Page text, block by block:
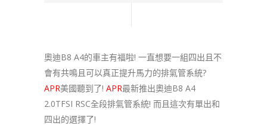
奧迪B8 A4的車主有福啦! 一直想要一組四出且不
會有共鳴且可以真正提升馬力的排氣管系統?
APR美國聽到了! APR最新推出奧迪B8 A4
2.0TFSI RSC全段排氣管系統! 而且這次有單出和
四出的選擇了!